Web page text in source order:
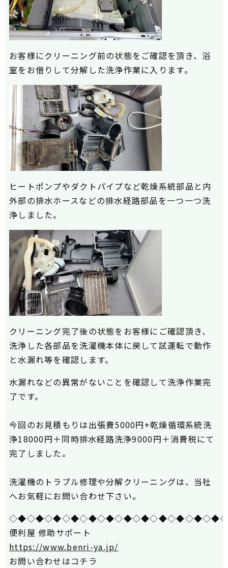
お客様にクリーニング前の状態をご確認を頂き、浴
室をお借りして分解した洗浄作業に入ります。
ヒートポンプやダクトパイプなど乾燥系統部品と内
外部の排水ホースなどの排水経路部品を一つ一つ洗
浄しました。
クリーニング完了後の状態をお客様にご確認頂き、
洗浄した各部品を洗濯機本体に戻して試運転で動作
と水漏れ等を確認します。
水漏れなどの異常がないことを確認して洗浄作業完
了です。
今回のお見積もりは出張費5000円+乾燥循環系統洗
浄18000円＋同時排水経路洗浄9000円＋消費税にて
完了しました。
洗濯機のトラブル修理や分解クリーニングは、当社
へお気軽にお問い合わせ下さい。
便利屋 修助サポート
https://www.benri-ya.jp/
お問い合わせはコチラ